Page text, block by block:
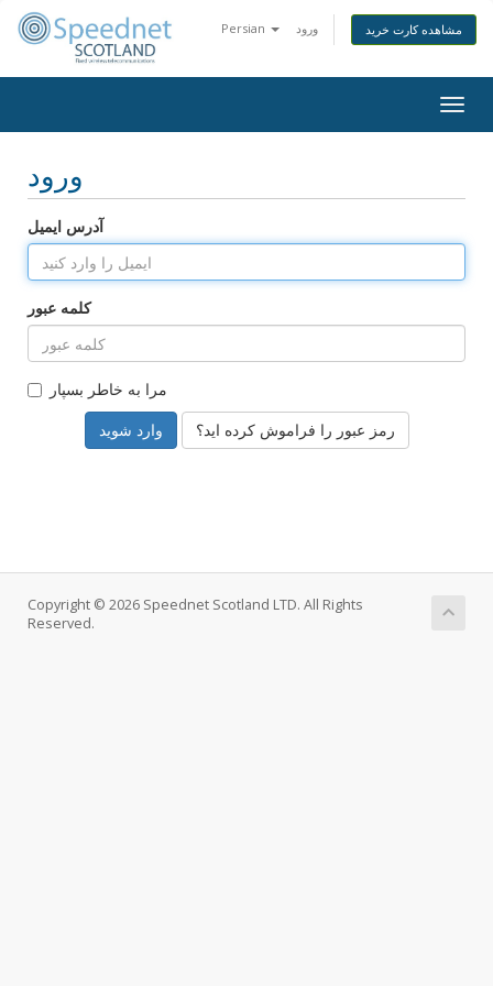
Persian ورود مشاهده کارت خرید
ورود
آدرس ایمیل
کلمه عبور
مرا به خاطر بسپار
رمز عبور را فراموش کرده اید؟
Copyright © 2026 Speednet Scotland LTD. All Rights
Reserved.